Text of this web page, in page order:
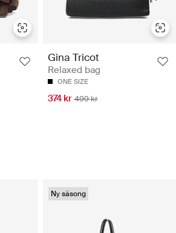
Gina Tricot
Relaxed bag
ONE SIZE
374 kr 499 kr
Ny säsong